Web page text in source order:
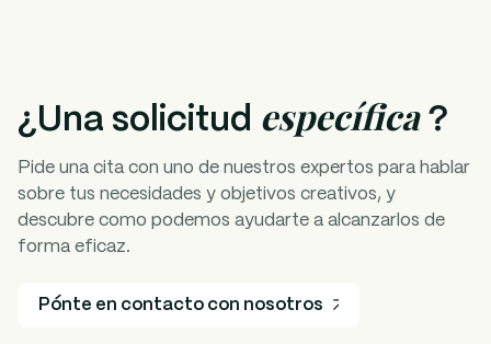
¿Una solicitud específica?
Pide una cita con uno de nuestros expertos para hablar
sobre tus necesidades y objetivos creativos, y
descubre como podemos ayudarte a alcanzarlos de
forma eficaz.
Pónte en contacto con nosotros